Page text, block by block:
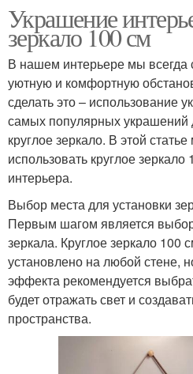
Украшение
зеркало 100 см
В нашем интерьере мы всегда
уютную и комфортную
сделать это – использование
самых популярных украшений
круглое зеркало. В этой
использовать круглое
интерьера.
Выбор места для установки
Первым шагом является
зеркала. Круглое зеркало 100
установлено на любой стене,
эффекта рекомендуется
будет отражать свет и
пространства.